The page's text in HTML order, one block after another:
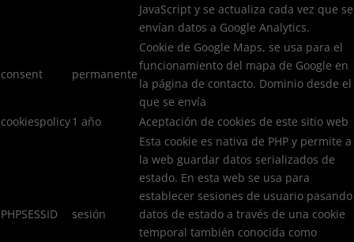
JavaScript y se actualiza cada vez que se
envían datos a Google Analytics.
consent permanente
Cookie de Google Maps, se usa para el
funcionamiento del mapa de Google en
la página de contacto. Dominio desde el
que se envía
cookiespolicy1 año Aceptación de cookies de este sitio web
PHPSESSID sesión
Esta cookie es nativa de PHP y permite a
la web guardar datos serializados de
estado. En esta web se usa para
establecer sesiones de usuario pasando
datos de estado a través de una cookie
temporal también conocida como